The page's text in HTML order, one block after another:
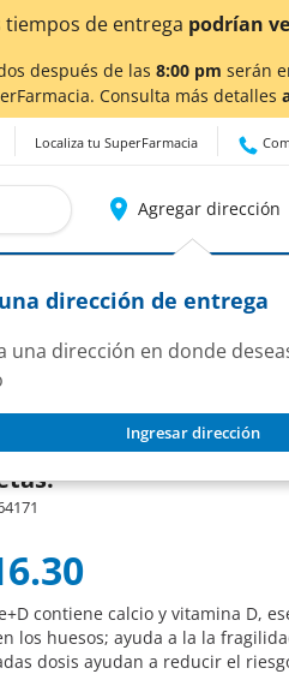
¡Ahora
después de las 8:00 pm serán
Consulta más detalles
Localiza tu SuperFarmacia
Agregar dirección
dirección de entrega
una dirección en donde
Ingresar dirección
Suplemento de
from
contiene calcio y vitamina D,
los huesos; ayuda a la la
dosis ayudan a reducir el